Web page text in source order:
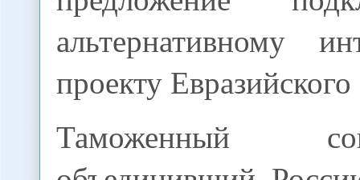
альтернативному
проекту
Таможенный